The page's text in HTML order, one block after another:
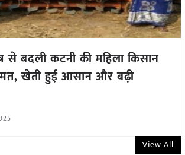
से बदली कटनी की महिला किसान
खेती हुई आसान और बढ़ी
View All